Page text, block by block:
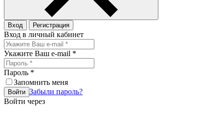
Вход Регистрация
Вход в личный кабинет
Укажите Ваш e-mail *
Пароль *
Запомнить меня
Войти Забыли пароль?
Войти через